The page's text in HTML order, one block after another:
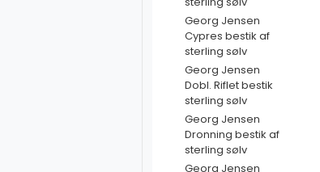
Georg Jensen
Cypres bestik af
sterling sølv
Georg Jensen
Dobl. Riflet bestik
sterling sølv
Georg Jensen
Dronning bestik af
sterling sølv
Georg Jensen